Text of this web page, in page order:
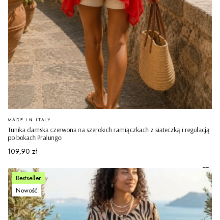
Tunika damska czerwona na szerokich ramiączkach z siateczką i regulacją
po bokach Pralungo
PRODUCENT
MADE IN ITALY
Cena
109,90 zł
Bestseller
Nowość